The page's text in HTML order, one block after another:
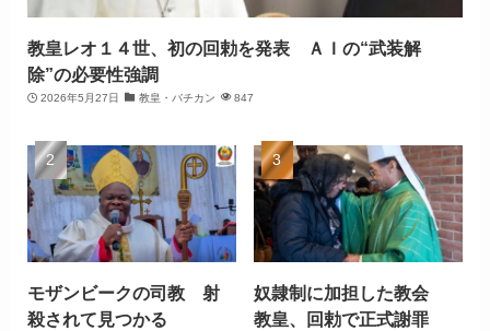
教皇レオ１４世、初の回勅を発表 ＡＩの“武装解
除”の必要性強調
2026年5月27日 教皇・バチカン 847
モザンビークの司教 射
殺されて見つかる
奴隷制に加担した教会
教皇、回勅で正式謝罪